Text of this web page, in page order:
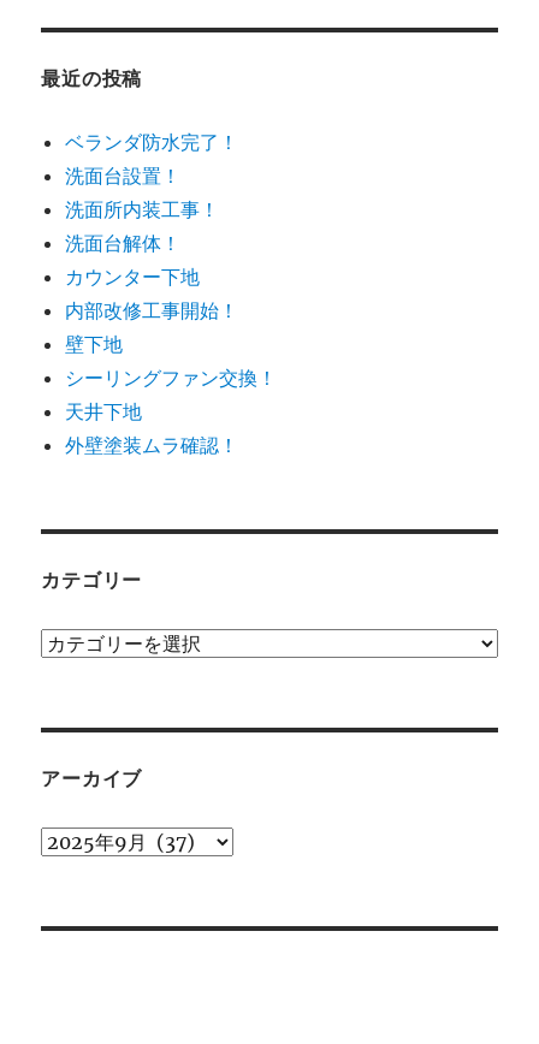
最近の投稿
ベランダ防水完了！
洗面台設置！
洗面所内装工事！
洗面台解体！
カウンター下地
内部改修工事開始！
壁下地
シーリングファン交換！
天井下地
外壁塗装ムラ確認！
カテゴリー
カ
ー
アーカイブ
ア